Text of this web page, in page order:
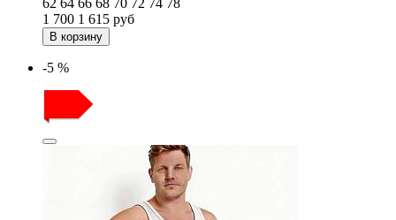
62 64 66 68 70 72 74 78
1 700 1 615 руб
В корзину
-5 %